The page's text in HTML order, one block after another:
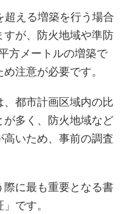
超える増築を行う場合
が、防火地域や準防
方メートルの増築で
注意が必要です。
都市計画区域内の比
多く、防火地域など
いため、事前の調査
に最も重要となる書
です。